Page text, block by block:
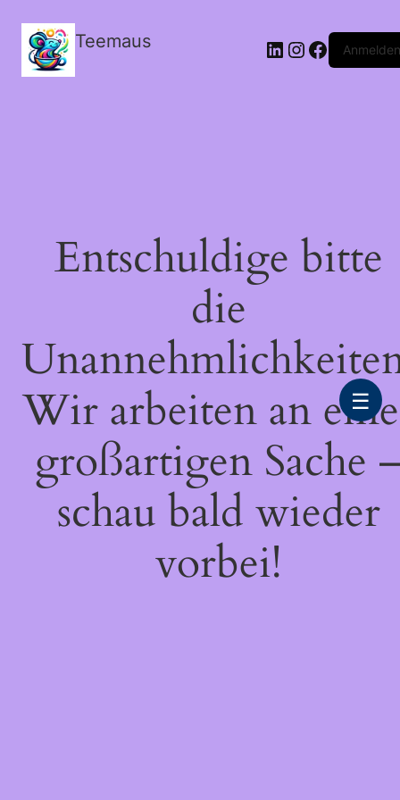
Teemaus LinkedIn
Instagram
FacebookAnmelden
Entschuldige bitte
die
Wir arbeiten an
großartigen Sache
schau bald wieder
vorbei!
☰